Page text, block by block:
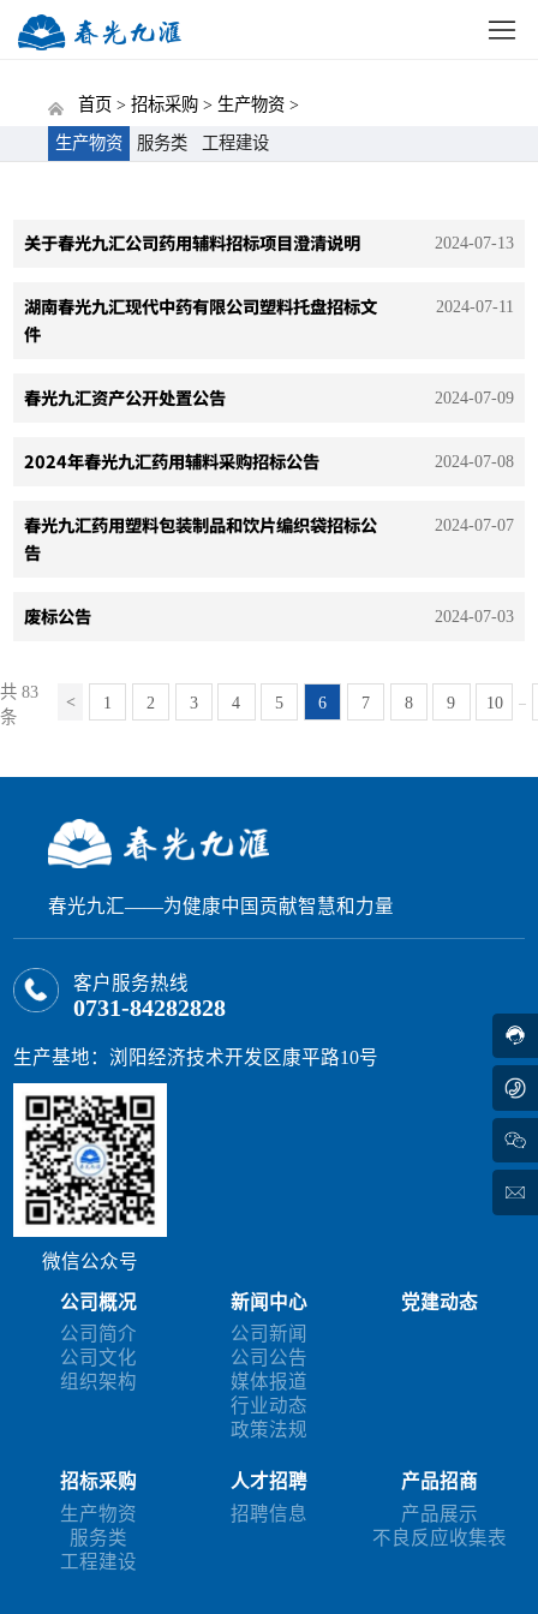
首页 > 招标采购 > 生产物资 >
生产物资
服务类 工程建设
关于春光九汇公司药用辅料招标项目澄清说明 2024-07-13
湖南春光九汇现代中药有限公司塑料托盘招标文
件
2024-07-11
春光九汇资产公开处置公告 2024-07-09
2024年春光九汇药用辅料采购招标公告 2024-07-08
春光九汇药用塑料包装制品和饮片编织袋招标公
告
2024-07-07
废标公告 2024-07-03
共 83
条
1 2 3 4 5 6 7 8 9 10 ...
春光九汇——为健康中国贡献智慧和力量
客户服务热线
0731-84282828
生产基地：浏阳经济技术开发区康平路10号
微信公众号
公司概况
公司简介
公司文化
组织架构
新闻中心
公司新闻
公司公告
媒体报道
行业动态
政策法规
党建动态
招标采购
生产物资
服务类
工程建设
人才招聘
招聘信息
产品招商
产品展示
不良反应收集表